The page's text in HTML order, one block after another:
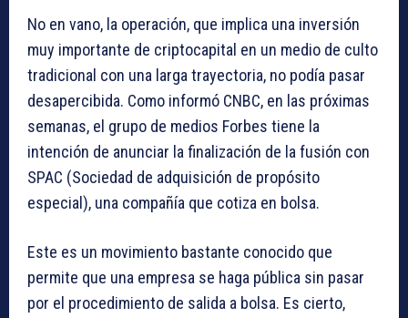
No en vano, la operación, que implica una inversión
muy importante de criptocapital en un medio de culto
tradicional con una larga trayectoria, no podía pasar
desapercibida. Como informó CNBC, en las próximas
semanas, el grupo de medios Forbes tiene la
intención de anunciar la finalización de la fusión con
SPAC (Sociedad de adquisición de propósito
especial), una compañía que cotiza en bolsa.
Este es un movimiento bastante conocido que
permite que una empresa se haga pública sin pasar
por el procedimiento de salida a bolsa. Es cierto,